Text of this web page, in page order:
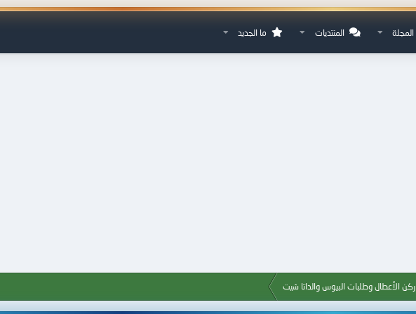
المجلة المنتديات ما الجديد
ركن الأعطال وطلبات البيوس والداتا شيت